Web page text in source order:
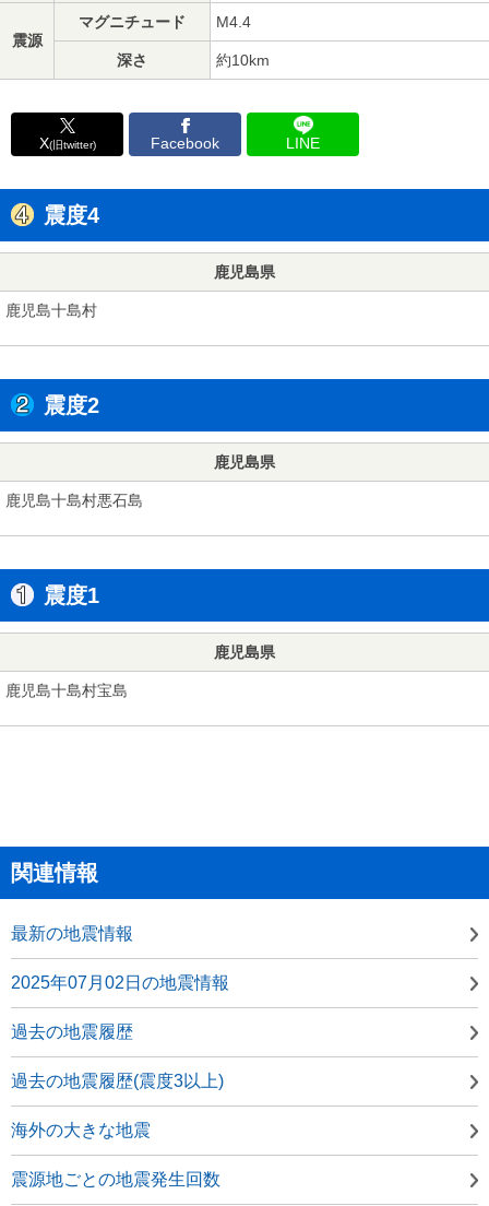
震源
マグニチュード M4.4
深さ 約10km
X(旧twitter) Facebook LINE
震度4
鹿児島県
鹿児島十島村
震度2
鹿児島県
鹿児島十島村悪石島
震度1
鹿児島県
鹿児島十島村宝島
関連情報
最新の地震情報
2025年07月02日の地震情報
過去の地震履歴
過去の地震履歴(震度3以上)
海外の大きな地震
震源地ごとの地震発生回数